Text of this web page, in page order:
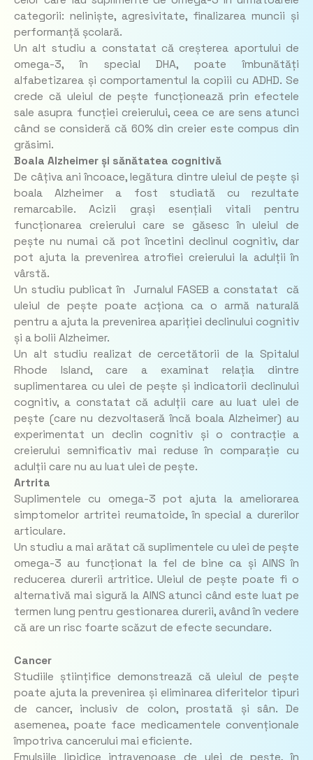
categorii: neliniște, agresivitate, finalizarea muncii și
performanță școlară.
Un alt studiu a constatat că creșterea aportului de
omega-3, în special DHA, poate îmbunătăți
alfabetizarea și comportamentul la copiii cu ADHD. Se
crede că uleiul de pește funcționează prin efectele
sale asupra funcției creierului, ceea ce are sens atunci
când se consideră că 60% din creier este compus din
grăsimi.
Boala Alzheimer și sănătatea cognitivă
De câțiva ani încoace, legătura dintre uleiul de pește și
boala Alzheimer a fost studiată cu rezultate
remarcabile. Acizii grași esențiali vitali pentru
funcționarea creierului care se găsesc în uleiul de
pește nu numai că pot încetini declinul cognitiv, dar
pot ajuta la prevenirea atrofiei creierului la adulții în
vârstă.
Un studiu publicat în Jurnalul FASEB a constatat că
uleiul de pește poate acționa ca o armă naturală
pentru a ajuta la prevenirea apariției declinului cognitiv
și a bolii Alzheimer.
Un alt studiu realizat de cercetătorii de la Spitalul
Rhode Island, care a examinat relația dintre
suplimentarea cu ulei de pește și indicatorii declinului
cognitiv, a constatat că adulții care au luat ulei de
pește (care nu dezvoltaseră încă boala Alzheimer) au
experimentat un declin cognitiv și o contracție a
creierului semnificativ mai reduse în comparație cu
adulții care nu au luat ulei de pește.
Artrita
Suplimentele cu omega-3 pot ajuta la ameliorarea
simptomelor artritei reumatoide, în special a durerilor
articulare.
Un studiu a mai arătat că suplimentele cu ulei de pește
omega-3 au funcționat la fel de bine ca și AINS în
reducerea durerii artritice. Uleiul de pește poate fi o
alternativă mai sigură la AINS atunci când este luat pe
termen lung pentru gestionarea durerii, având în vedere
că are un risc foarte scăzut de efecte secundare.
Cancer
Studiile științifice demonstrează că uleiul de pește
poate ajuta la prevenirea și eliminarea diferitelor tipuri
de cancer, inclusiv de colon, prostată și sân. De
asemenea, poate face medicamentele convenționale
împotriva cancerului mai eficiente.
Emulsiile lipidice intravenoase de ulei de pește, în